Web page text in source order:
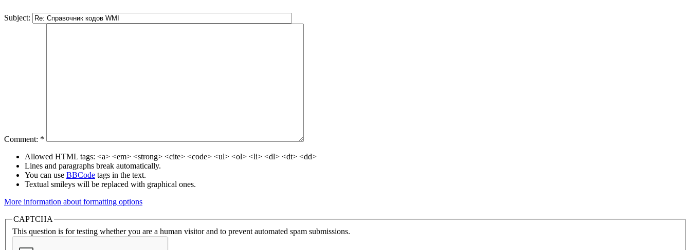
Subject:
Comment: *
Allowed HTML tags: <a> <em> <strong> <cite> <code> <ul> <ol> <li> <dl> <dt> <dd>
Lines and paragraphs break automatically.
You can use BBCode tags in the text.
Textual smileys will be replaced with graphical ones.
More information about formatting options
CAPTCHA
This question is for testing whether you are a human visitor and to prevent automated spam submissions.